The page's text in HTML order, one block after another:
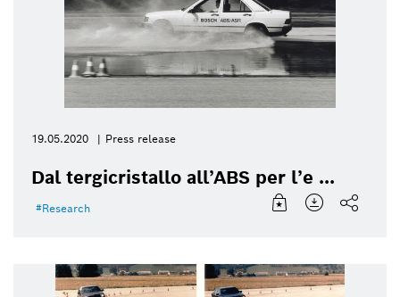
19.05.2020 Press release
Dal tergicristallo all’ABS per l’e ...
Research